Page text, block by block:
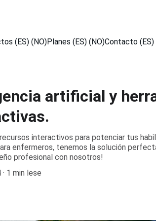
(ES) (NO)Planes (ES) (NO)Contacto (ES)
artificial y
interactivos para potenciar tus
enfermeros, tenemos la solución
profesional con nosotros!
1 min lese